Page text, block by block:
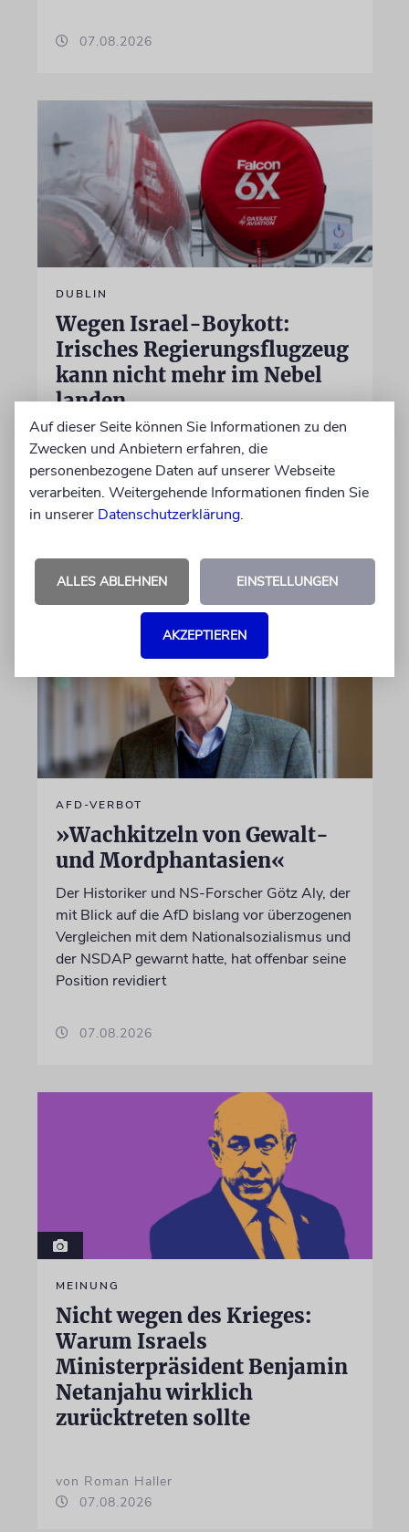
07.08.2026
DUBLIN
Wegen Israel-Boykott:
Irisches Regierungsflugzeug
kann nicht mehr im Nebel
landen
Beim Kauf der Maschine wurde bewusst auf
das System »FalconEye« verzichtet, weil der
israelische Rüstungskonzern Elbit Systems an
dem Produkt beteiligt ist
AFD-VERBOT
»Wachkitzeln von Gewalt-
und Mordphantasien«
Der Historiker und NS-Forscher Götz Aly, der
mit Blick auf die AfD bislang vor überzogenen
Vergleichen mit dem Nationalsozialismus und
der NSDAP gewarnt hatte, hat offenbar seine
Position revidiert
07.08.2026
MEINUNG
Nicht wegen des Krieges:
Warum Israels
Ministerpräsident Benjamin
Netanjahu wirklich
zurücktreten sollte
von Roman Haller
07.08.2026
Auf dieser Seite können Sie Informationen zu den
Zwecken und Anbietern erfahren, die
personenbezogene Daten auf unserer Webseite
verarbeiten. Weitergehende Informationen finden Sie
in unserer Datenschutzerklärung.
ALLES ABLEHNEN EINSTELLUNGEN
AKZEPTIEREN